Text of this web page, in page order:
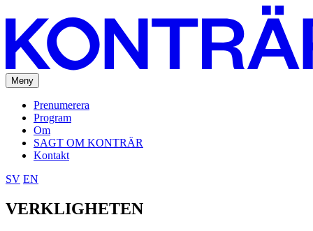
Meny
Prenumerera
Program
Om
SAGT OM KONTRÄR
Kontakt
SV EN
VERKLIGHETEN